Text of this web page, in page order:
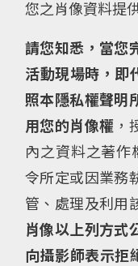
您之肖像資料提
請您知悉，當您
活動現場時，即
照本隱私權聲明
用您的肖像權 ，
內之資料之著作
令所定或因業務
管、處理及利用
肖像以上列方式
向攝影師表示拒